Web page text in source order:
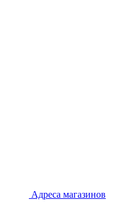
Адреса магазинов